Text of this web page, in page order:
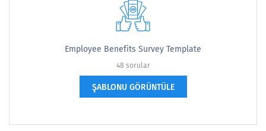
Employee Benefits Survey Template
48 sorular
ŞABLONU GÖRÜNTÜLE